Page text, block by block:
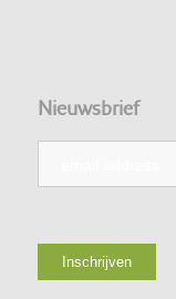
Nieuwsbrief